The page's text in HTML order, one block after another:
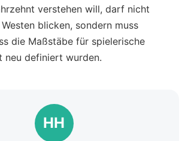
verstehen will, darf nicht
blicken, sondern muss
die Maßstäbe für spielerische
neu definiert wurden.
HH